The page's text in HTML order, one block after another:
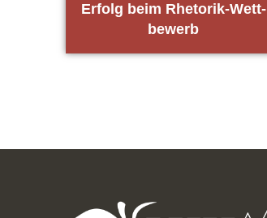
Erfolg beim Rhe­to­rik-Wett­
be­werb